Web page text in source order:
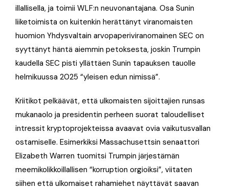
illallisella, ja toimii WLF:n neuvonantajana. Osa Sunin
liiketoimista on kuitenkin herättänyt viranomaisten
huomion Yhdysvaltain arvopaperiviranomainen SEC on
syyttänyt häntä aiemmin petoksesta, joskin Trumpin
kaudella SEC pisti yllättäen Sunin tapauksen tauolle
helmikuussa 2025 “yleisen edun nimissä”.
Kriitikot pelkäävät, että ulkomaisten sijoittajien runsas
mukanaolo ja presidentin perheen suorat taloudelliset
intressit kryptoprojekteissa avaavat ovia vaikutusvallan
ostamiselle. Esimerkiksi Massachusettsin senaattori
Elizabeth Warren tuomitsi Trumpin järjestämän
meemikolikkoillallisen “korruption orgioiksi”, viitaten
siihen että ulkomaiset rahamiehet näyttävät saavan